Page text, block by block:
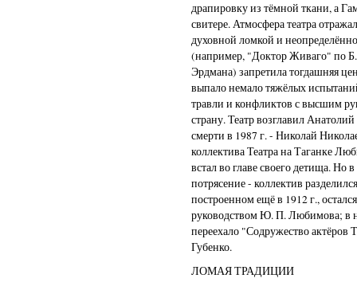
драпировку из тёмной ткани, а
свитере. Атмосфера театра
духовной ломкой и
(например, "Доктор Живаго" по
Эрдмана) запретила тогдашняя
выпало немало тяжёлых
травли и конфликтов с высшим
страну. Театр возглавил
смерти в 1987 г. - Николай
коллектива Театра на Таганке
встал во главе своего детища. Но
потрясение - коллектив
построенном ещё в 1912 г.,
руководством Ю. П. Любимова; в
переехало "Содружество актёров
Губенко.
ЛОМАЯ ТРАДИЦИИ